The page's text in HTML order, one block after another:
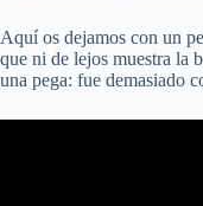
Aquí os dejamos con un
que ni de lejos muestra la
una pega: fue demasiado